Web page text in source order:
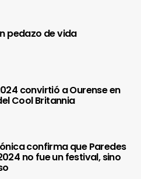
pedazo de vida
convirtió a Ourense en
Cool Britannia
confirma que Paredes
no fue un festival, sino